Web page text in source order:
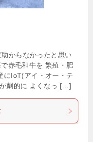
からなかったと思い
赤毛和牛を 繁殖・肥
にIoT(アイ・オー・テ
劇的に よくなっ […]